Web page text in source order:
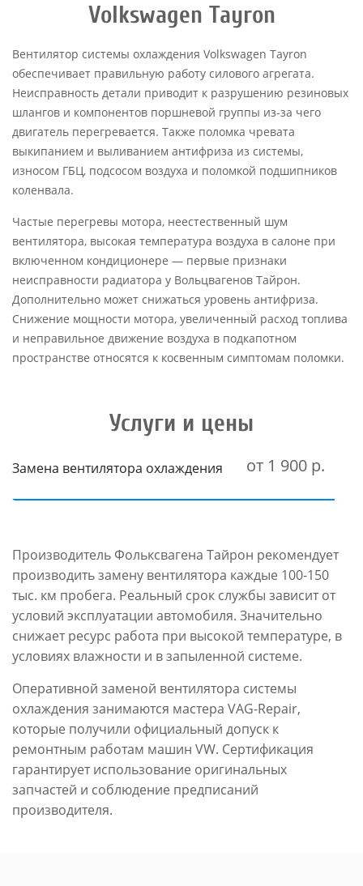
Volkswagen Tayron
Вентилятор системы охлаждения Volkswagen Tayron
обеспечивает правильную работу силового агрегата.
Неисправность детали приводит к разрушению резиновых
шлангов и компонентов поршневой группы из-за чего
двигатель перегревается. Также поломка чревата
выкипанием и выливанием антифриза из системы,
износом ГБЦ, подсосом воздуха и поломкой подшипников
коленвала.
Частые перегревы мотора, неестественный шум
вентилятора, высокая температура воздуха в салоне при
включенном кондиционере — первые признаки
неисправности радиатора у Вольцвагенов Тайрон.
Дополнительно может снижаться уровень антифриза.
Снижение мощности мотора, увеличенный расход топлива
и неправильное движение воздуха в подкапотном
пространстве относятся к косвенным симптомам поломки.
Услуги и цены
Замена вентилятора охлаждения от 1 900 р.
Производитель Фольксвагена Тайрон рекомендует
производить замену вентилятора каждые 100-150
тыс. км пробега. Реальный срок службы зависит от
условий эксплуатации автомобиля. Значительно
снижает ресурс работа при высокой температуре, в
условиях влажности и в запыленной системе.
Оперативной заменой вентилятора системы
охлаждения занимаются мастера VAG-Repair,
которые получили официальный допуск к
ремонтным работам машин VW. Сертификация
гарантирует использование оригинальных
запчастей и соблюдение предписаний
производителя.